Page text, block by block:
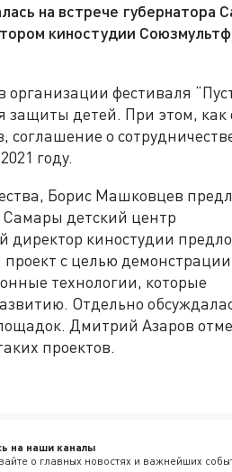
на встрече губернатора
киностудии
фестиваля
защиты детей. При этом, как
соглашение о
году.
Борис Машковцев
Самары детский центр
директор киностудии
с целью демонстрации
технологии, которые
Отдельно
Дмитрий Азаров
проектов.
на наши каналы
о главных новостях и важнейших